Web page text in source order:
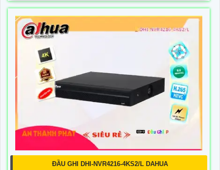
ĐẦU GHI DHI-NVR4216-4KS2/L DAHUA